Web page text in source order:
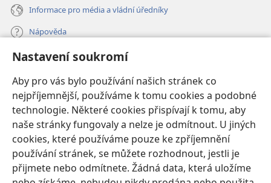
Nastavení soukromí
Aby pro vás bylo používání našich stránek co
nejpříjemnější, používáme k tomu cookies a podobné
technologie. Některé cookies přispívají k tomu, aby
naše stránky fungovaly a nelze je odmítnout. U jiných
cookies, které používáme pouze ke zpříjemnění
používání stránek, se můžete rozhodnout, jestli je
přijmete nebo odmítnete. Žádná data, která uložíme
Informace pro média a vládní úředníky
Nápověda
Dary
nové
okno) ONLINE KNIHOVNA Strážné věže
(otevřeno
nové
okno)JW Hub®
(otevřeno
nové
okno)JW Library
Watchtower Library